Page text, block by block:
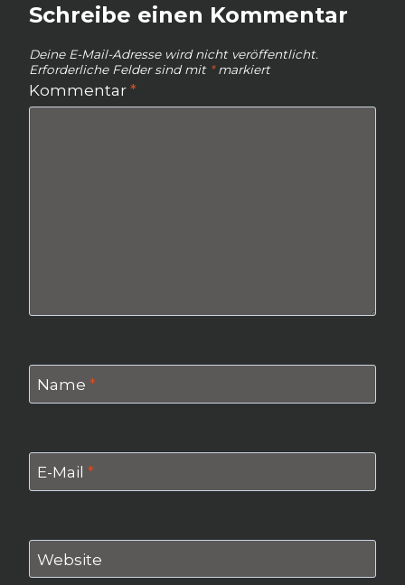
Schreibe einen Kommentar
Deine E-Mail-Adresse wird nicht veröffentlicht.
Erforderliche Felder sind mit *markiert
Kommentar *
Name *
E-Mail *
Website